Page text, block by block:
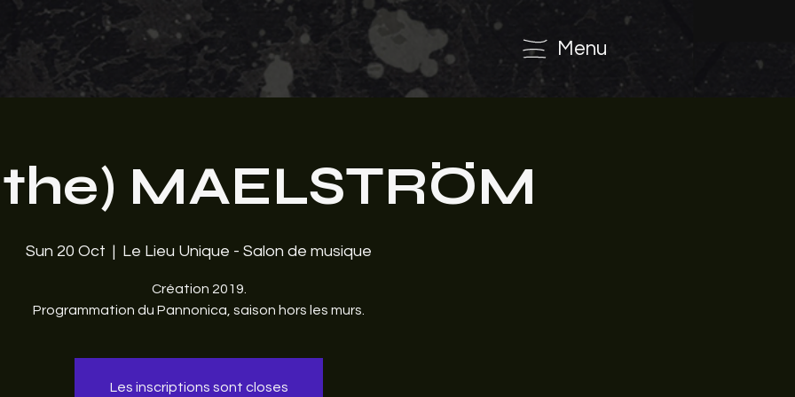
Menu
MAELSTRÖM
Sun 20 Oct
  |
Le Lieu Unique - Salon de musique
Création 2019.
Programmation du Pannonica, saison hors les murs.
Les inscriptions sont closes